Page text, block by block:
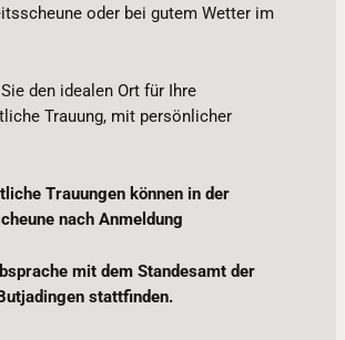
oder bei gutem Wetter im
den idealen Ort für Ihre
Trauung, mit persönlicher
Trauungen können in der
nach Anmeldung
mit dem Standesamt der
stattfinden.